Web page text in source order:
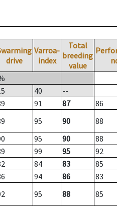
drive
Varroa-
index
Total
breeding
value
40
--
91 87
86
95 90
88
95 90
88
99 95
92
84 83
85
94 86
83
95 88
85